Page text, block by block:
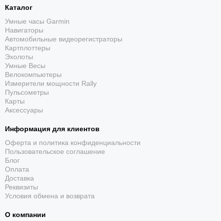
• 12/24-часовой формат
• Включение/выключение звукового сигнала по
расписанию
• Переключение отображения даты/месяца
Каталог
Умные часы Garmin
Навигаторы
Автомобильные видеорегистраторы
Картплоттеры
Эхолоты
Умные Весы
Велокомпьютеры
Измерители мощности Rally
Пульсометры
Карты
Аксессуары
Информация для клиентов
Оферта и политика конфиденциальности
Пользовательское соглашение
Блог
Оплата
Доставка
Реквизиты
Условия обмена и возврата
О компании